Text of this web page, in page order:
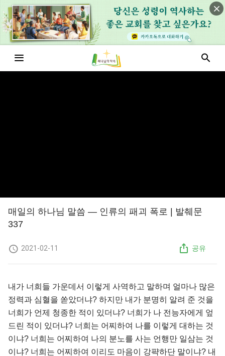
매일의 하나님 말씀 ― 인류의 패괴 폭로 | 발췌문
337
2021-02-11 공유
내가 너희들 가운데서 이렇게 사역하고 말하며 얼마나 많은
정력과 심혈을 쏟았더냐? 하지만 내가 분명히 알려 준 것을
너희가 언제 청종한 적이 있더냐? 너희가 나 전능자에게 엎
드린 적이 있더냐? 너희는 어찌하여 나를 이렇게 대하는 것
이냐? 너희는 어찌하여 나의 분노를 사는 언행만 일삼는 것
이냐? 너희는 어찌하여 이리도 마음이 강퍅하단 말이냐? 내